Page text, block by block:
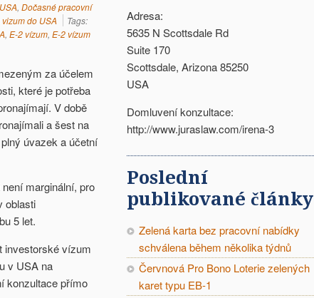
, Dočasné pracovní
do USA
Tags:
, E-2 vízum, E-2 vízum
za účelem
které je potřeba
V době
a šest na
úvazek a účetní
marginální, pro
oblasti
5 let.
investorské vízum
v USA na
konzultace přímo
Adresa:
5635 N Scottsdale Rd
Suite 170
Scottsdale, Arizona 85250
USA
Domluvení konzultace:
http://www.juraslaw.com/irena-3
Poslední
publikované články
Zelená karta bez pracovní nabídky
schválena během několika týdnů
Červnová Pro Bono Loterie zelených
karet typu EB-1